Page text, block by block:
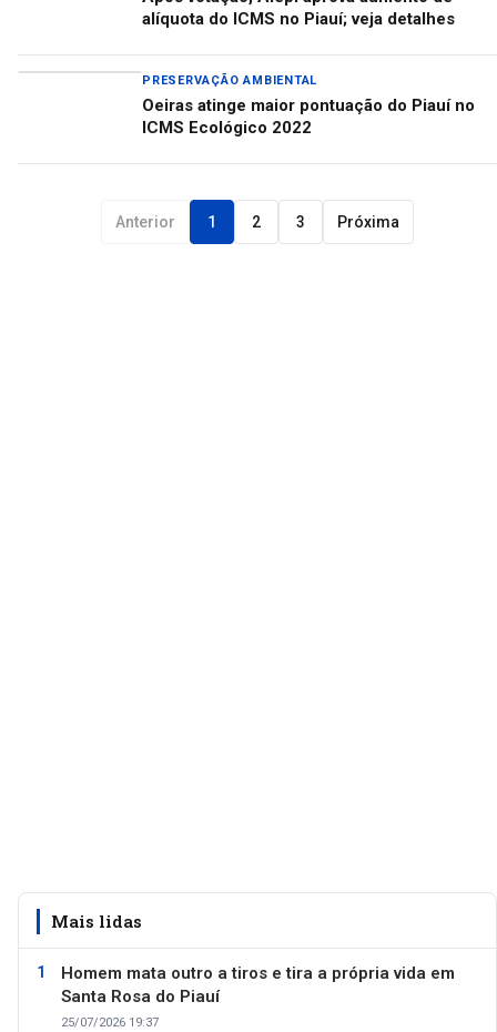
alíquota do ICMS no Piauí; veja detalhes
PRESERVAÇÃO AMBIENTAL
Oeiras atinge maior pontuação do Piauí no
ICMS Ecológico 2022
Anterior 1 2 3 Próxima
Mais lidas
Homem mata outro a tiros e tira a própria vida em
Santa Rosa do Piauí
25/07/2026 19:37